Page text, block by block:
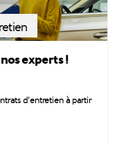
experts !
d’entretien à partir